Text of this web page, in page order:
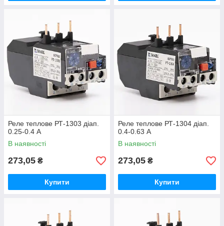
Реле теплове РТ-1303 діап.
0.25-0.4 А
В наявності
273,05 ₴
Купити
Реле теплове РТ-1304 діап.
0.4-0.63 А
В наявності
273,05 ₴
Купити